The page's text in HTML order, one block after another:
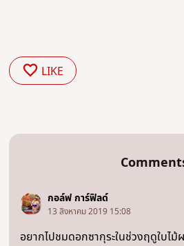
LIKE
กอล์ฟ การ์ฟิลด์
13 สิงหาคม 2019 15:08
อยากไปชมดอกซากุระในช่วงฤดูใบไม้